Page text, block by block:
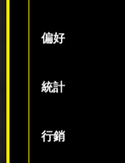
偏好
統計
行銷
修正冷
現在起
修正以
的增益